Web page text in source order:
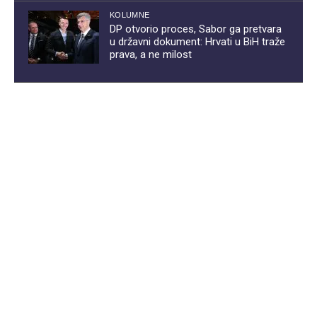
KOLUMNE
DP otvorio proces, Sabor ga pretvara
u državni dokument: Hrvati u BiH traže
prava, a ne milost